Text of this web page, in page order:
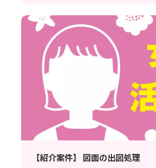
【紹介案件】 図面の出図処理